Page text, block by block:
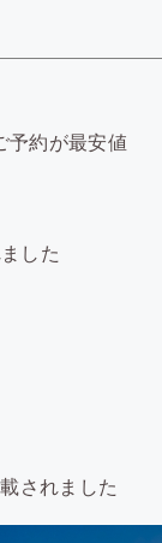
予約が最安値
した
されました